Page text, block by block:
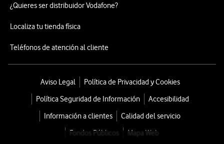
¿Quieres ser distribuidor Vodafone?
Localiza tu tienda física
Teléfonos de atención al cliente
Aviso Legal
Política de Privacidad y Cookies
Política Seguridad de Información
Accesibilidad
Información a clientes
Calidad del servicio
Fondos Públicos
Mapa Web